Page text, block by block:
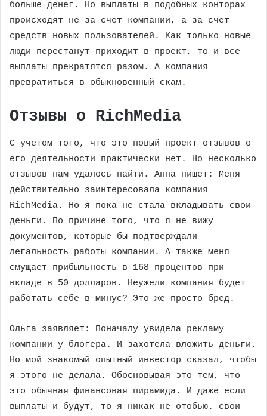
больше денег. Но выплаты в подобных конторах
происходят не за счет компании, а за счет
средств новых пользователей. Как только новые
люди перестанут приходит в проект, то и все
выплаты прекратятся разом. А компания
превратиться в обыкновенный скам.
Отзывы о RichMedia
С учетом того, что это новый проект отзывов о
его деятельности практически нет. Но несколько
отзывов нам удалось найти. Анна пишет: Меня
действительно заинтересовала компания
RichMedia. Но я пока не стала вкладывать свои
деньги. По причине того, что я не вижу
документов, которые бы подтверждали
легальность работы компании. А также меня
смущает прибыльность в 168 процентов при
вкладе в 50 долларов. Неужели компания будет
работать себе в минус? Это же просто бред.
Ольга заявляет: Поначалу увидела рекламу
компании у блогера. И захотела вложить деньги.
Но мой знакомый опытный инвестор сказал, чтобы
я этого не делала. Обосновывая это тем, что
это обычная финансовая пирамида. И даже если
выплаты и будут, то я никак не отобью. свои